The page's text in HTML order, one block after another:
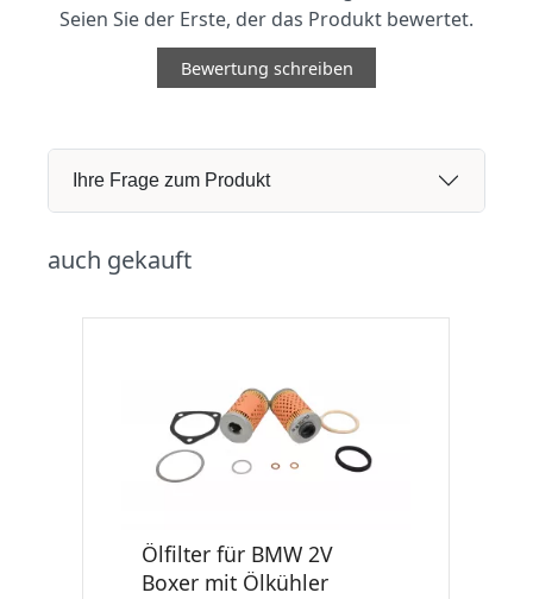
Seien Sie der Erste, der das Produkt bewertet.
Bewertung schreiben
Ihre Frage zum Produkt
auch gekauft
Ölfilter für BMW 2V
Boxer mit Ölkühler